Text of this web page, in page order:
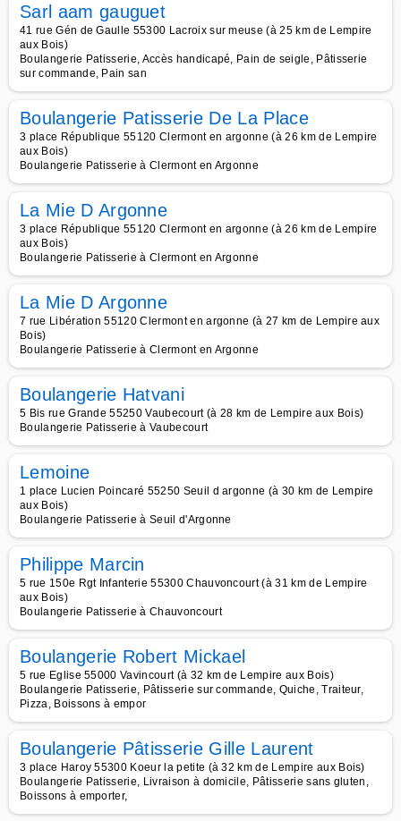
Sarl aam gauguet
41 rue Gén de Gaulle 55300 Lacroix sur meuse (à 25 km de Lempire
aux Bois)
Boulangerie Patisserie, Accès handicapé, Pain de seigle, Pâtisserie
sur commande, Pain san
Boulangerie Patisserie De La Place
3 place République 55120 Clermont en argonne (à 26 km de Lempire
aux Bois)
Boulangerie Patisserie à Clermont en Argonne
La Mie D Argonne
3 place République 55120 Clermont en argonne (à 26 km de Lempire
aux Bois)
Boulangerie Patisserie à Clermont en Argonne
La Mie D Argonne
7 rue Libération 55120 Clermont en argonne (à 27 km de Lempire aux
Bois)
Boulangerie Patisserie à Clermont en Argonne
Boulangerie Hatvani
5 Bis rue Grande 55250 Vaubecourt (à 28 km de Lempire aux Bois)
Boulangerie Patisserie à Vaubecourt
Lemoine
1 place Lucien Poincaré 55250 Seuil d argonne (à 30 km de Lempire
aux Bois)
Boulangerie Patisserie à Seuil d'Argonne
Philippe Marcin
5 rue 150e Rgt Infanterie 55300 Chauvoncourt (à 31 km de Lempire
aux Bois)
Boulangerie Patisserie à Chauvoncourt
Boulangerie Robert Mickael
5 rue Eglise 55000 Vavincourt (à 32 km de Lempire aux Bois)
Boulangerie Patisserie, Pâtisserie sur commande, Quiche, Traiteur,
Pizza, Boissons à empor
Boulangerie Pâtisserie Gille Laurent
3 place Haroy 55300 Koeur la petite (à 32 km de Lempire aux Bois)
Boulangerie Patisserie, Livraison à domicile, Pâtisserie sans gluten,
Boissons à emporter,